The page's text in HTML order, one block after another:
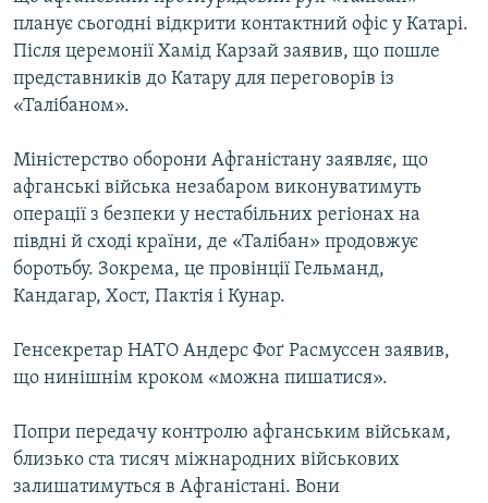
планує сьогодні відкрити контактний офіс у Катарі.
Після церемонії Хамід Карзай заявив, що пошле
представників до Катару для переговорів із
«Талібаном».
Міністерство оборони Афганістану заявляє, що
афганські війська незабаром виконуватимуть
операції з безпеки у нестабільних регіонах на
півдні й сході країни, де «Талібан» продовжує
боротьбу. Зокрема, це провінції Гельманд,
Кандагар, Хост, Пактія і Кунар.
Генсекретар НАТО Андерс Фоґ Расмуссен заявив,
що нинішнім кроком «можна пишатися».
Попри передачу контролю афганським військам,
близько ста тисяч міжнародних військових
залишатимуться в Афганістані. Вони